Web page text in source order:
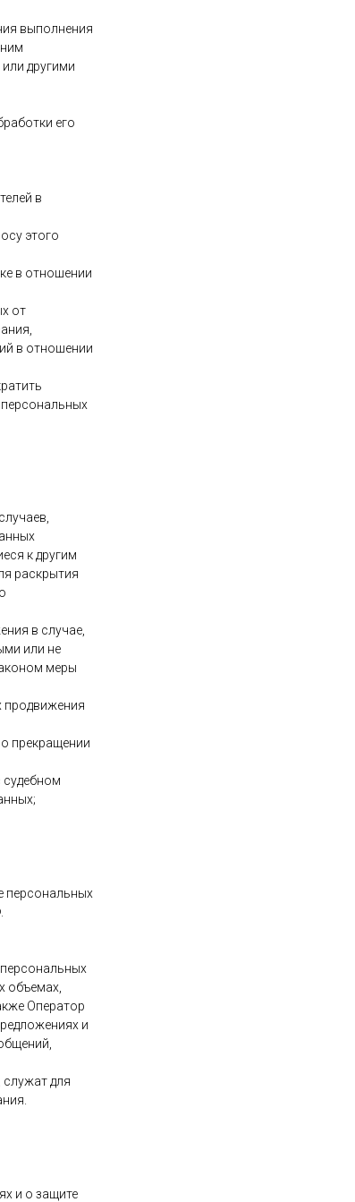
выполнения
другими
его
в
этого
в отношении
от
в отношении
к другим
раскрытия
в случае,
или не
меры
продвижения
прекращении
судебном
персональных
объемах,
Оператор
и
для
и о защите